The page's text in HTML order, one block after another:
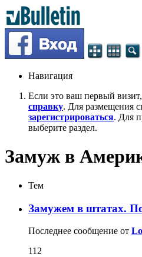
Навигация
Если это ваш первый
справку. Для размещения
зарегистрироваться. Для
выберите раздел.
Замуж в
Тем
Замужем в штатах.
Последнее сообщение от
112